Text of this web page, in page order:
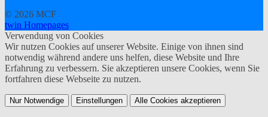
© 2026 MCF
twin Homepages
Verwendung von Cookies
Wir nutzen Cookies auf unserer Website. Einige von ihnen sind
notwendig während andere uns helfen, diese Website und Ihre
Erfahrung zu verbessern. Sie akzeptieren unsere Cookies, wenn Sie
fortfahren diese Webseite zu nutzen.
Nur Notwendige Einstellungen Alle Cookies akzeptieren